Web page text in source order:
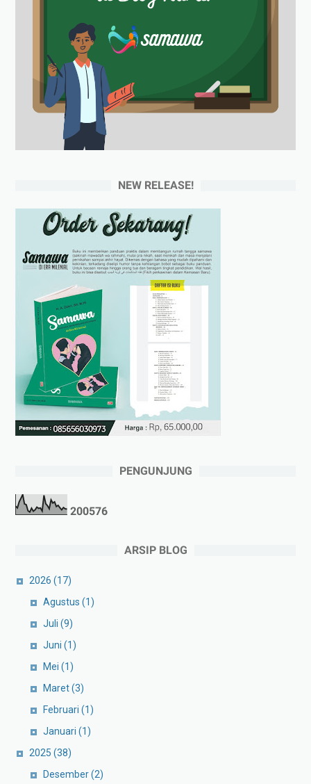
NEW RELEASE!
PENGUNJUNG
200576
ARSIP BLOG
2026 (17)
Agustus (1)
Juli (9)
Juni (1)
Mei (1)
Maret(3)
Februari (1)
Januari (1)
2025 (38)
Desember(2)